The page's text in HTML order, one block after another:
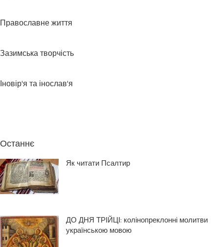
Православне життя
Зазимська творчість
Іновір'я та інослав'я
Останнє
Як читати Псалтир
ДО ДНЯ ТРІЙЦІ: колінопреклонні молитви
українською мовою